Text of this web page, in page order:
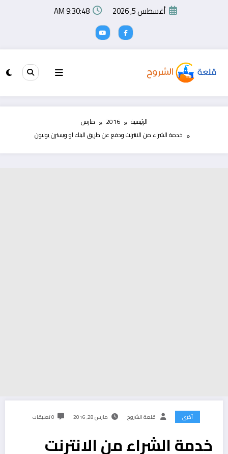
أغسطس 5, 2026 9:30:49 AM
الرئيسية 2016
مارس
خدمة الشراء من الانترنت ودفع عن طريق البنك او ويسترن يونيون
أخرى قلعة الشروح مارس 28, 2016 0 تعليقات
خدمة الشراء من الانترنت